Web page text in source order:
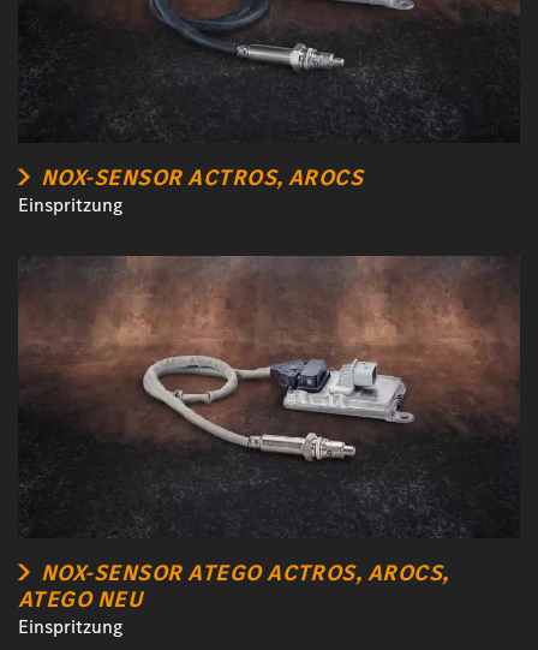
NOX-SENSOR ACTROS, AROCS
Einspritzung
NOX-SENSOR ATEGO ACTROS, AROCS,
ATEGO NEU
Einspritzung